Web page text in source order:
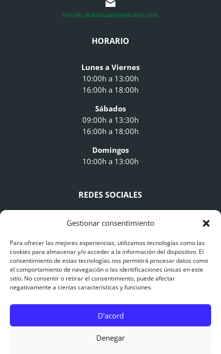
Gestionar consentimiento
Para ofrecer las mejores experiencias, utilizamos tecnologías como las
cookies para almacenar y/o acceder a la información del dispositivo. El
consentimiento de estas tecnologías nos permitirá procesar datos como
el comportamiento de navegación o las identificaciones únicas en este
sitio. No consentir o retirar el consentimiento, puede afectar
negativamente a ciertas características y funciones.
D'acord
Denegar
info@cataloniaadventures.com
HORARIO
Lunes a Viernes
10:00h a 13:00h
16:00h a 18:00h
Sábados
09:00h a 13:30h
16:00h a 18:00h
Domingos
10:00h a 13:00h
REDES SOCIALES
AVISO LEGAL
Avís Legal
Polítiques de Cookies